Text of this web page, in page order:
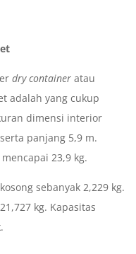
dry container atau
adalah yang cukup
dimensi interior
panjang 5,9 m.
23,9 kg.
sebanyak 2,229 kg.
kg. Kapasitas